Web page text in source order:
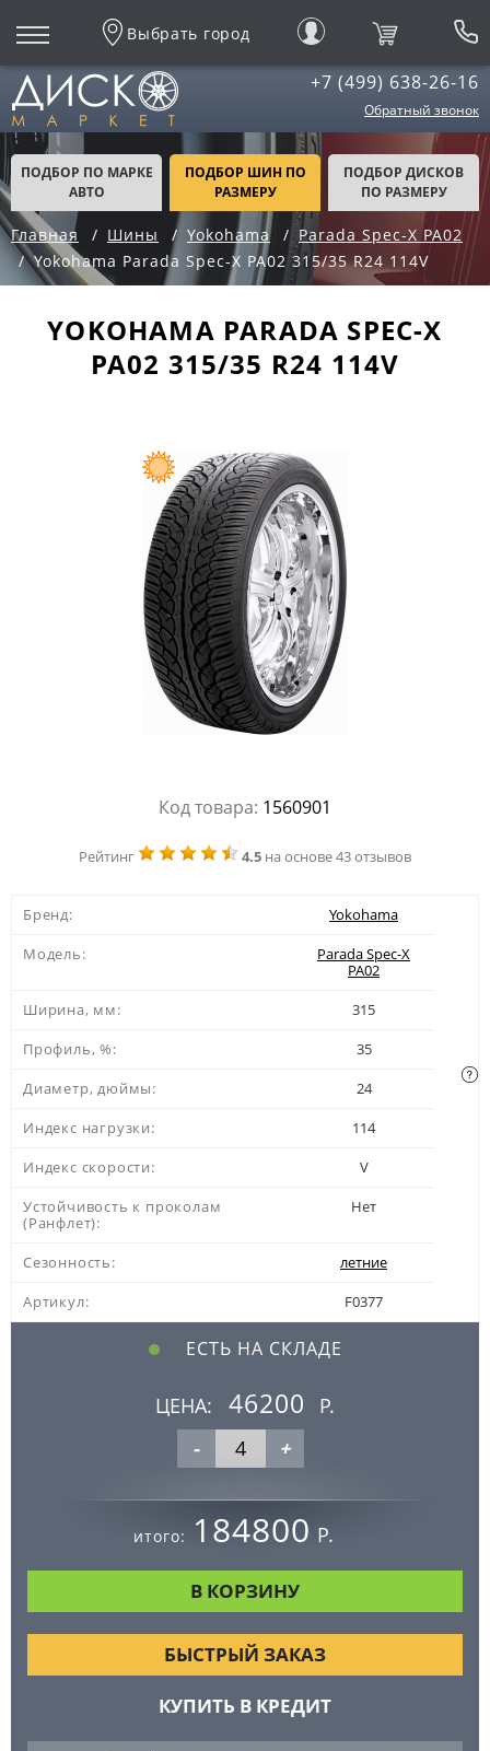
Выбрать город
+7 (499) 638-26-16
Обратный звонок
ПОДБОР ПО МАРКЕ
АВТО
ПОДБОР ШИН ПО
РАЗМЕРУ
ПОДБОР ДИСКОВ
ПО РАЗМЕРУ
Главная Шины Yokohama
Parada Spec-X PA02
Yokohama Parada Spec-X PA02 315/35 R24 114V
YOKOHAMA PARADA SPEC-X
PA02 315/35 R24 114V
Код товара: 1560901
Рейтинг 4.5 на основе 43 отзывов
Бренд:
Yokohama
Модель:
Parada Spec-X
PA02
Ширина, мм:
315
Профиль, %:
35
Диаметр, дюймы:
24
Индекс нагрузки:
114
Индекс скорости:
V
Устойчивость к проколам
(Ранфлет):
Нет
Сезонность:
летние
Артикул:
F0377
ЕСТЬ НА СКЛАДЕ
ЦЕНА: 46200
Р.
-
+
итого: 184800 Р.
БЫСТРЫЙ ЗАКАЗ
КУПИТЬ В КРЕДИТ